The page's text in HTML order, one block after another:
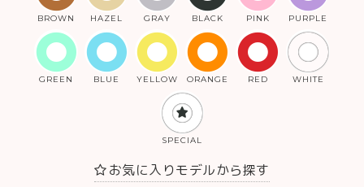
BROWN HAZEL GRAY BLACK PINK PURPLE
GREEN BLUE YELLOW ORANGE RED WHITE
SPECIAL
お気に入りモデルから探す